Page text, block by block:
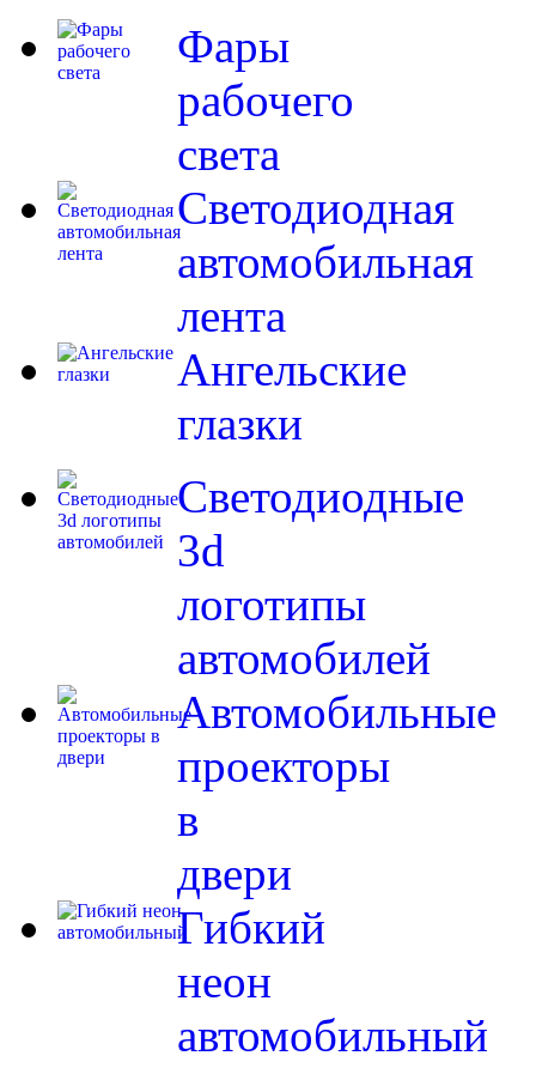
Фары
рабочего
света
Светодиодная
автомобильная
лента
Ангельские
глазки
Светодиодные
3d
логотипы
автомобилей
Автомобильные
проекторы
в
двери
Гибкий
неон
автомобильный